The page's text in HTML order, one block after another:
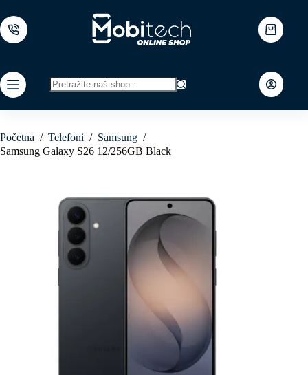
to
content
Shopping
cart
results
Početna / Telefoni / Samsung /
Samsung Galaxy S26 12/256GB Black